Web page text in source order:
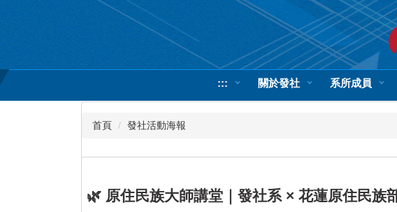
內
::: 關於發社 系所成員
首頁 發社活動海報
🌿 原住民族大師講堂｜發社系 × 花蓮原住民族